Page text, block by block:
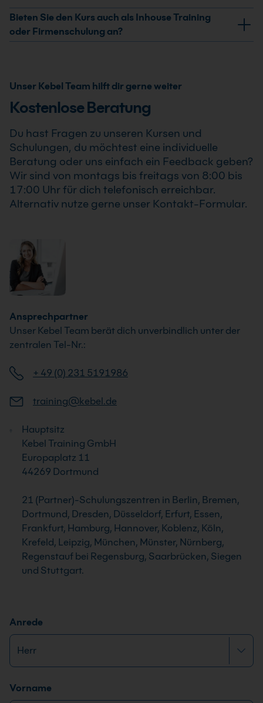
erhältst Du ein Teilnahmezertifikat. Dieses bestätigt
Deine erweiterten Kenntnisse im professionellen
Einsatz von SAP® Produktkostenplanung sicher
Ja, wir garantieren die Durchführung aller von uns
bestätigten Termine. Der SAP® Produktkostenplanung
sicher beherrschen Kurs findet auch bereits ab einem
Bieten Sie den Kurs auch als Inhouse Training
oder Firmenschulung an?
als Online-Firmenschulung durchgeführt werden.
Inhalte, Prozesse und Schwerpunkte passen wir
Unternehmens an.
Unser Kebel Team hilft dir gerne weiter
Kostenlose Beratung
Du hast Fragen zu unseren Kursen und
Schulungen, du möchtest eine individuelle
Beratung oder uns einfach ein Feedback geben?
Wir sind von montags bis freitags von 8:00 bis
17:00 Uhr für dich telefonisch erreichbar.
Alternativ nutze gerne unser Kontakt-Formular.
Ansprechpartner
Unser Kebel Team berät dich unverbindlich unter der
zentralen Tel-Nr.:
+ 49 (0) 231 5191986
training@kebel.de
Hauptsitz
Kebel Training GmbH
Europaplatz 11
44269 Dortmund
21 (Partner)-Schulungszentren in Berlin, Bremen,
Dortmund, Dresden, Düsseldorf, Erfurt, Essen,
Frankfurt, Hamburg, Hannover, Koblenz, Köln,
Krefeld, Leipzig, München, Münster, Nürnberg,
Regenstauf bei Regensburg, Saarbrücken, Siegen
und Stuttgart.
Anrede
Name*
Vorname